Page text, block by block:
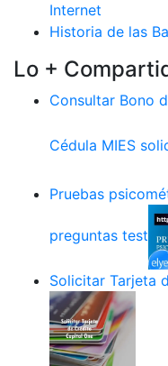
Internet
Historia de las
Lo +
Consultar Bono
Cédula MIES
Pruebas
preguntas test
Solicitar Tarjeta